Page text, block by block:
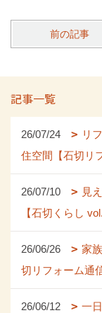
前の記事
記事一覧
26/07/24
リ
住空間【石切リ
26/07/10
見
【石切くらし
26/06/26
家
切リフォーム通
26/06/12
一